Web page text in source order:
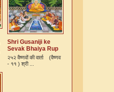
Shri Gusaniji ke
Sevak Bhaiya Rup
Murari Kshatriya Ki
Varta
२५२ वैष्णवों की वार्ता (वैष्णव
- ११ ) श्री ...